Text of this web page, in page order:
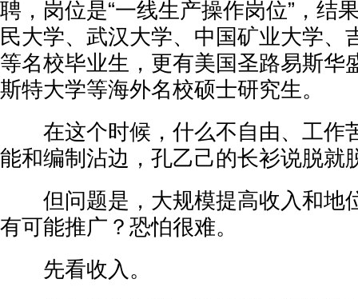
聘，岗位是“一线生产操作岗位”，结
民大学、武汉大学、中国矿业大学、
等名校毕业生，更有美国圣路易斯华
斯特大学等海外名校硕士研究生。
在这个时候，什么不自由、工作
能和编制沾边，孔乙己的长衫说脱就
但问题是，大规模提高收入和地
有可能推广？恐怕很难。
先看收入。